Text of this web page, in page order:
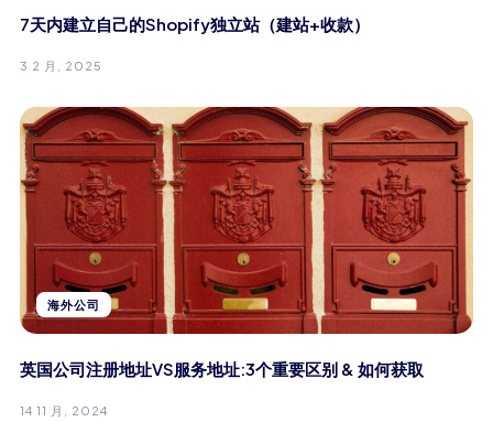
7天内建立自己的Shopify独立站（建站+收款）
3 2 月, 2025
海外公司
英国公司注册地址VS服务地址:3个重要区别 & 如何获取
14 11 月, 2024